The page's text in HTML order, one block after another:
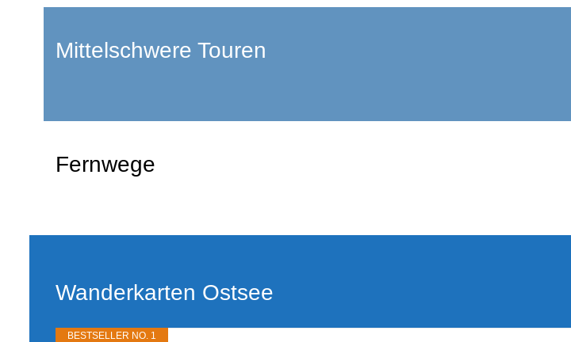
Mittelschwere Touren
Fernwege
Wanderkarten Ostsee
BESTSELLER NO. 1